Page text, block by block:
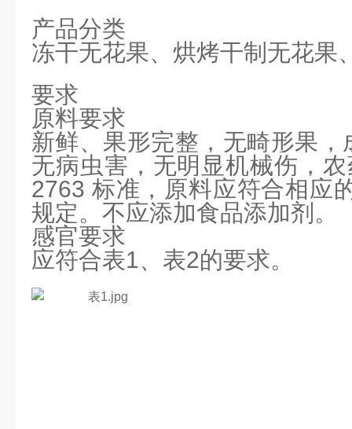
产品分类
冻干无花果、烘烤干制无花果
要求
原料要求
新鲜、果形完整，无畸形果
无病虫害，无明显机械伤，
2763 标准，原料应符合相应
规定。不应添加食品添加剂。
感官要求
应符合表1、表2的要求。